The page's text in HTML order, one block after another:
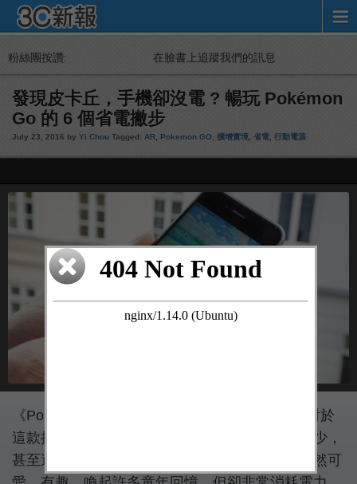
粉絲團按讚: 在臉書上追蹤我們的訊息
發現皮卡丘，手機卻沒電 ? 暢玩 Pokémon
Go 的 6 個省電撇步
July 23, 2016 by Yi Chou Tagged: AR Pokemon GO 擴增實境 省電 行動電源
《Pokémon Go》已經推出近 20 天，不過人們對於
這款捕捉神奇寶貝的遊戲，熱情始終沒有絲毫減少，
甚至還有兩個男人因為太過專注而發生意外；雖然可